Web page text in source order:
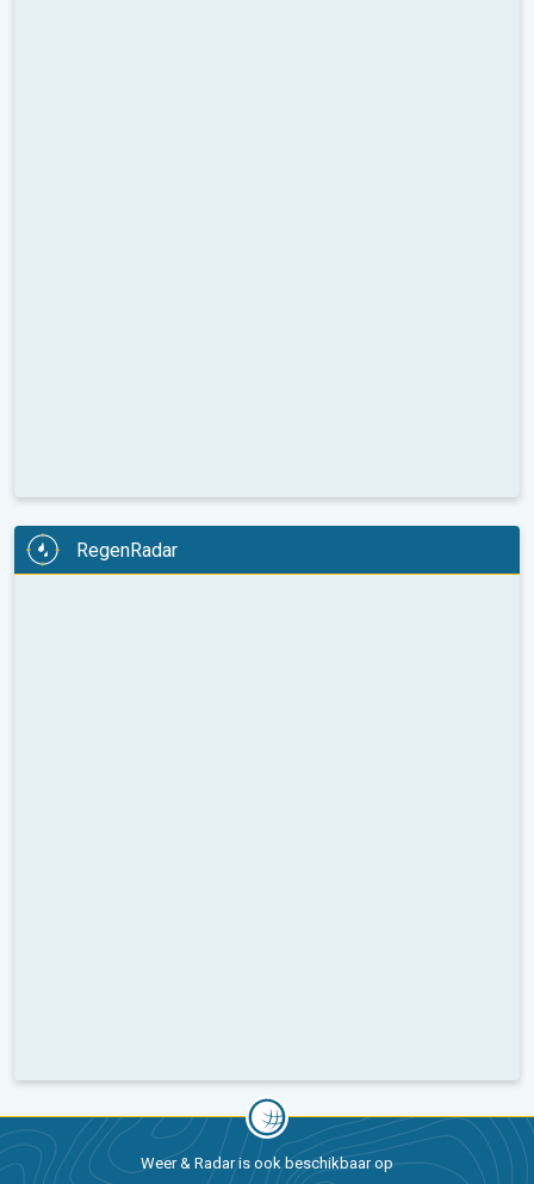
RegenRadar
Weer & Radar is ook beschikbaar op